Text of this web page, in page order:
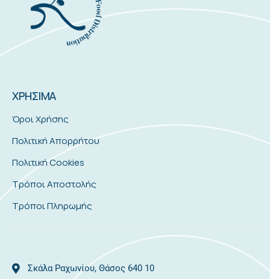
ΧΡΗΣΙΜΑ
Όροι Χρήσης
Πολιτική Απορρήτου
Πολιτική Cookies
Τρόποι Αποστολής
Τρόποι Πληρωμής
Σκάλα Ραχωνίου, Θάσος 640 10